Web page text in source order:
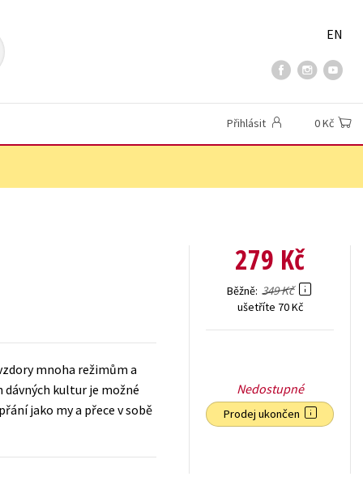
EN
Přihlásit 0 Kč
mnoha režimům a
dávných kultur je možné
jako my a přece v sobě
279 Kč
Běžně 349 Kč
ušetříte 70 Kč
Nedostupné
Prodej ukončen